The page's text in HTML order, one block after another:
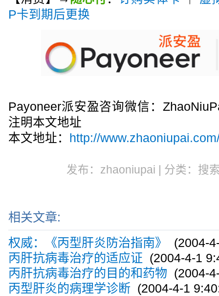
P卡到期后更换
Payoneer派安盈咨询微信：
注明本文地址
本文地址：
http://
发布：zhaoniupai | 分类：搜
相关文章:
权威：《丙型肝炎防治指南》
(2004-
丙肝抗病毒治疗的适应证 (2004-4-1
丙肝抗病毒治疗的目的和药物 (2004-
丙型肝炎的病理学诊断 (2004-4-1